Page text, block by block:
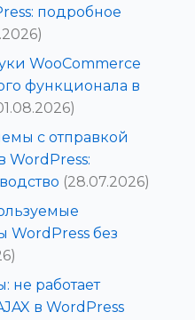
подробное
WooCommerce
функционала в
с отправкой
WordPress:
(28.07.2026)
WordPress без
не работает
в WordPress